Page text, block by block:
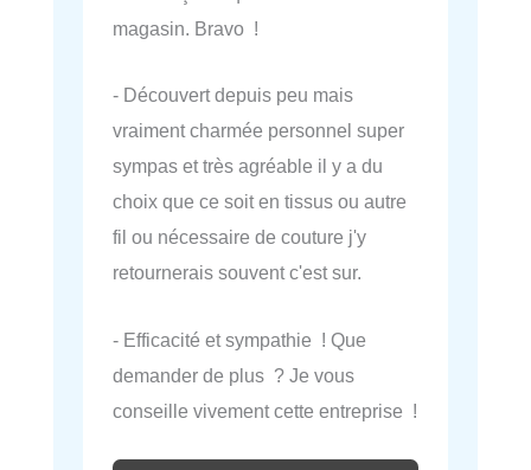
magasin. Bravo !
- Découvert depuis peu mais
vraiment charmée personnel super
sympas et très agréable il y a du
choix que ce soit en tissus ou autre
fil ou nécessaire de couture j'y
retournerais souvent c'est sur.
- Efficacité et sympathie ! Que
demander de plus ? Je vous
conseille vivement cette entreprise !